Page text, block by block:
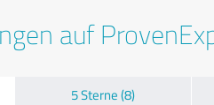
auf
5 Sterne (8)